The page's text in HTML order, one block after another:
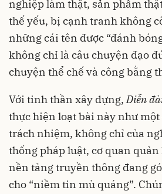
nghiệp làm thật, sản phẩm
thế yếu, bị cạnh tranh không
những cái tên được “đánh
không chỉ là câu chuyện đạo
chuyện thể chế và công bằng
Với tinh thần xây dựng,Diễn
thực hiện loạt bài này như một
trách nhiệm, không chỉ của
thống pháp luật, cơ quan
nền tảng truyền thông đang
cho “niềm tin mù quáng”.